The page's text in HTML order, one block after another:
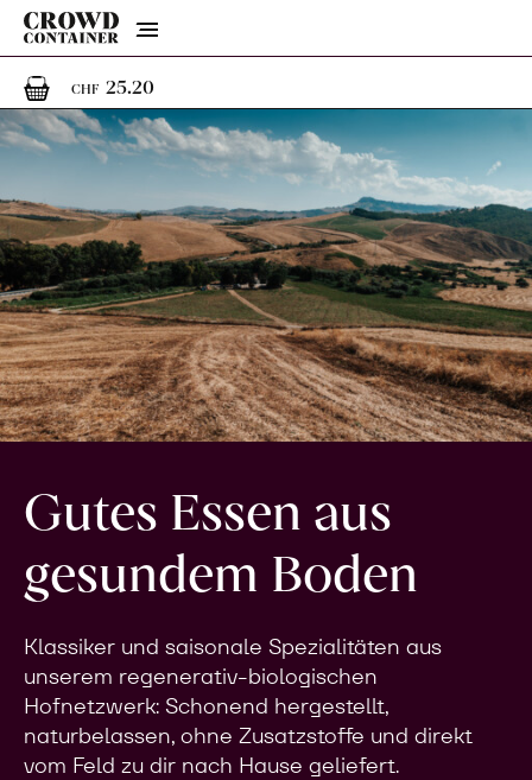
Menu
CHF 25.201 Artikel im Warenkorb
Gutes Essen aus
gesundem Boden
Klassiker und saisonale Spezialitäten aus
unserem regenerativ-biologischen
Hofnetzwerk: Schonend hergestellt,
naturbelassen, ohne Zusatzstoffe und direkt
vom Feld zu dir nach Hause geliefert.